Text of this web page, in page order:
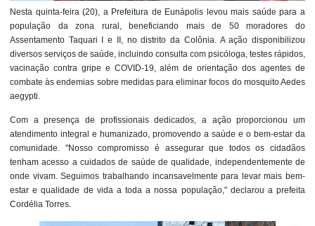
Nesta quinta-feira (20), a Prefeitura de Eunápolis levou mais saúde para a
população da zona rural, beneficiando mais de 50 moradores do
Assentamento Taquari I e II, no distrito da Colônia. A ação disponibilizou
diversos serviços de saúde, incluindo consulta com psicóloga, testes rápidos,
vacinação contra gripe e COVID-19, além de orientação dos agentes de
combate às endemias sobre medidas para eliminar focos do mosquito Aedes
aegypti.
Com a presença de profissionais dedicados, a ação proporcionou um
atendimento integral e humanizado, promovendo a saúde e o bem-estar da
comunidade. "Nosso compromisso é assegurar que todos os cidadãos
tenham acesso a cuidados de saúde de qualidade, independentemente de
onde vivam. Seguimos trabalhando incansavelmente para levar mais bem-
estar e qualidade de vida a toda a nossa população," declarou a prefeita
Cordélia Torres.